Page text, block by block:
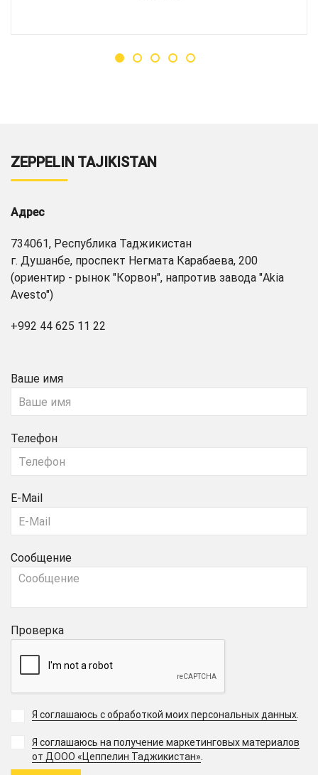
ZEPPELIN TAJIKISTAN
Адрес
734061, Республика Таджикистан
г. Душанбе, проспект Негмата Карабаева, 200
(ориентир - рынок "Корвон", напротив завода "Akia
Avesto")
+992 44 625 11 22
Ваше имя
Телефон
E-Mail
Сообщение
Проверка
Я соглашаюсь с обработкой моих персональных данных
Я соглашаюсь на получение маркетинговых материалов
от ДООО «Цеппелин Таджикистан».